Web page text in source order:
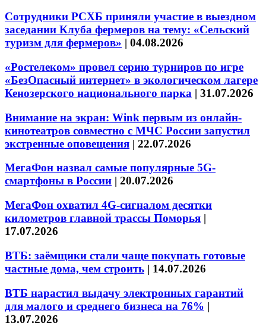
Сотрудники РСХБ приняли участие в выездном
заседании Клуба фермеров на тему: «Сельский
туризм для фермеров» | 04.08.2026
«Ростелеком» провел серию турниров по игре
«БезОпасный интернет» в экологическом лагере
Кенозерского национального парка | 31.07.2026
Внимание на экран: Wink первым из онлайн-
кинотеатров совместно с МЧС России запустил
экстренные оповещения | 22.07.2026
МегаФон назвал самые популярные 5G-
смартфоны в России | 20.07.2026
МегаФон охватил 4G-сигналом десятки
километров главной трассы Поморья |
17.07.2026
ВТБ: заёмщики стали чаще покупать готовые
частные дома, чем строить | 14.07.2026
ВТБ нарастил выдачу электронных гарантий
для малого и среднего бизнеса на 76% |
13.07.2026